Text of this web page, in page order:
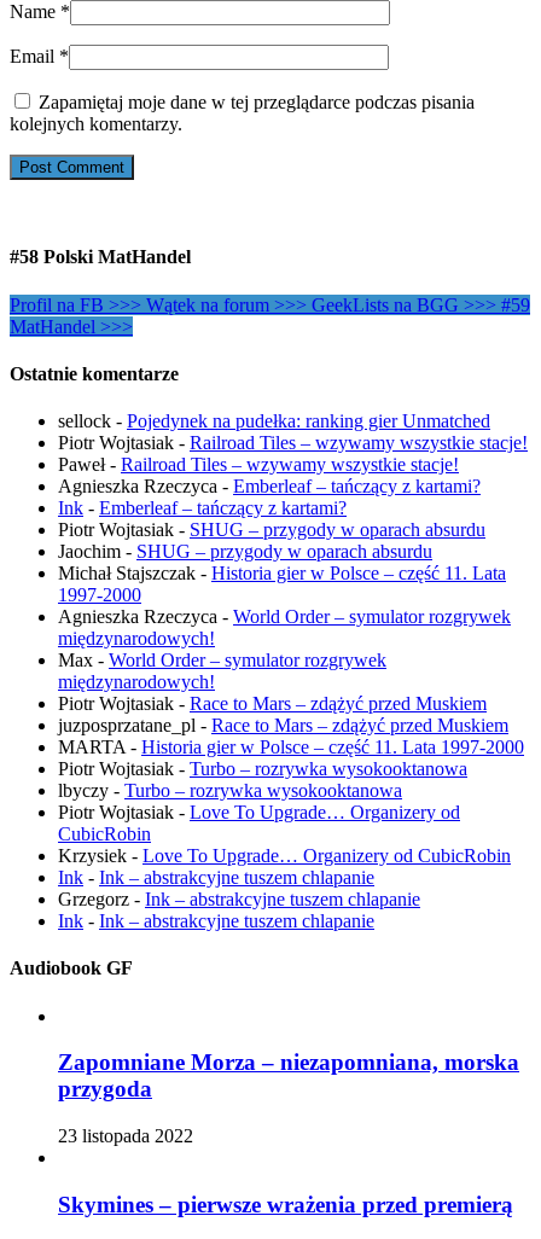
Name *
Email *
Zapamiętaj moje dane w tej przeglądarce podczas pisania
kolejnych komentarzy.
#58 Polski MatHandel
Profil na FB >>> Wątek na forum >>> GeekLists na BGG >>> #59
MatHandel >>>
Ostatnie komentarze
sellock - Pojedynek na pudełka: ranking gier Unmatched
Piotr Wojtasiak - Railroad Tiles – wzywamy wszystkie stacje!
Paweł- Railroad Tiles – wzywamy wszystkie stacje!
Agnieszka Rzeczyca - Emberleaf – tańczący z kartami?
Ink - Emberleaf – tańczący z kartami?
Piotr Wojtasiak - SHUG – przygody w oparach absurdu
Jaochim - SHUG – przygody w oparach absurdu
Michał Stajszczak - Historia gier w Polsce – część 11. Lata
1997-2000
Agnieszka Rzeczyca - World Order – symulator rozgrywek
międzynarodowych!
Max - World Order – symulator rozgrywek
międzynarodowych!
Piotr Wojtasiak - Race to Mars – zdążyć przed Muskiem
juzposprzatane_pl - Race to Mars – zdążyć przed Muskiem
MARTA - Historia gier w Polsce – część 11. Lata 1997-2000
Piotr Wojtasiak - Turbo – rozrywka wysokooktanowa
lbyczy - Turbo – rozrywka wysokooktanowa
Piotr Wojtasiak - Love To Upgrade… Organizery od
CubicRobin
Krzysiek - Love To Upgrade… Organizery od CubicRobin
Ink - Ink – abstrakcyjne tuszem chlapanie
Grzegorz - Ink – abstrakcyjne tuszem chlapanie
Ink - Ink – abstrakcyjne tuszem chlapanie
Audiobook GF
Zapomniane Morza – niezapomniana, morska
przygoda
23 listopada 2022
Skymines – pierwsze wrażenia przed premierą